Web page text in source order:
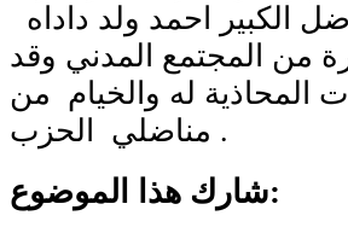
الكبير احمد ولد داداه
من المجتمع المدني وقد
له والخيام من
مناضلي الحزب .
شارك هذا الموضوع: